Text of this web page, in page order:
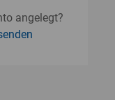
angelegt?